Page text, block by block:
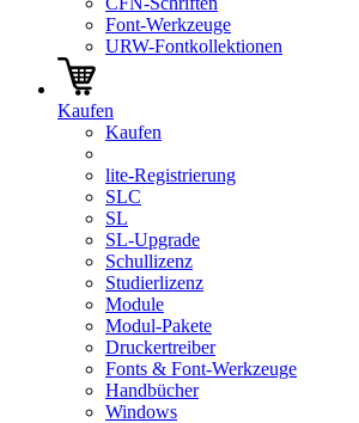
Font-Werkzeuge
URW-Fontkollektionen
Kaufen
Kaufen
lite-Registrierung
SLC
SL
SL-Upgrade
Schullizenz
Studierlizenz
Module
Modul-Pakete
Druckertreiber
Fonts & Font-Werkzeuge
Handbücher
Windows